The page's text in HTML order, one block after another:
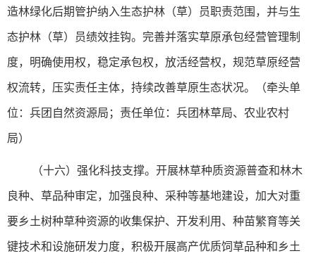
造林绿化后期管护纳入生态护林（草）员职责范围，并与生
态护林（草）员绩效挂钩。完善并落实草原承包经营管理制
度，明确使用权，稳定承包权，放活经营权，规范草原经营
权流转，压实责任主体，持续改善草原生态状况。（牵头单
位：兵团自然资源局；责任单位：兵团林草局、农业农村
局）
（十六）强化科技支撑。开展林草种质资源普查和林木
良种、草品种审定，加强良种、采种等基地建设，加大对重
要乡土树种草种资源的收集保护、开发利用、种苗繁育等关
键技术和设施研发力度，积极开展高产优质饲草品种和乡土